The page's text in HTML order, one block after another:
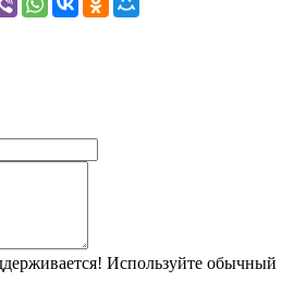
Используйте обычный